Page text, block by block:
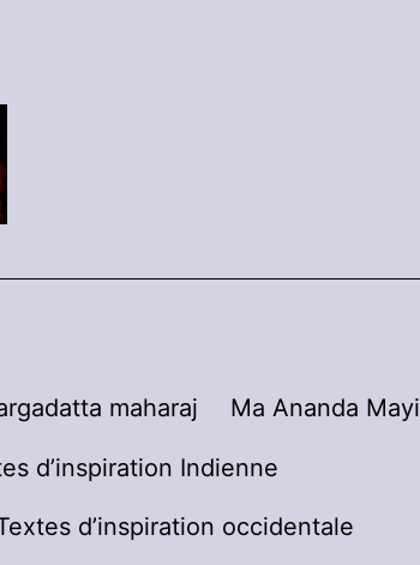
maharaj Ma Ananda Mayi
d’inspiration Indienne
d’inspiration occidentale